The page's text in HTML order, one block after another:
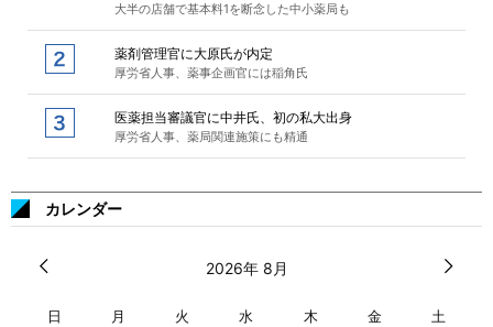
大半の店舗で基本料1を断念した中小薬局も
薬剤管理官に大原氏が内定
厚労省人事、薬事企画官には稲角氏
医薬担当審議官に中井氏、初の私大出身
厚労省人事、薬局関連施策にも精通
カレンダー
2026年 8月
日 月 火 水 木 金 土